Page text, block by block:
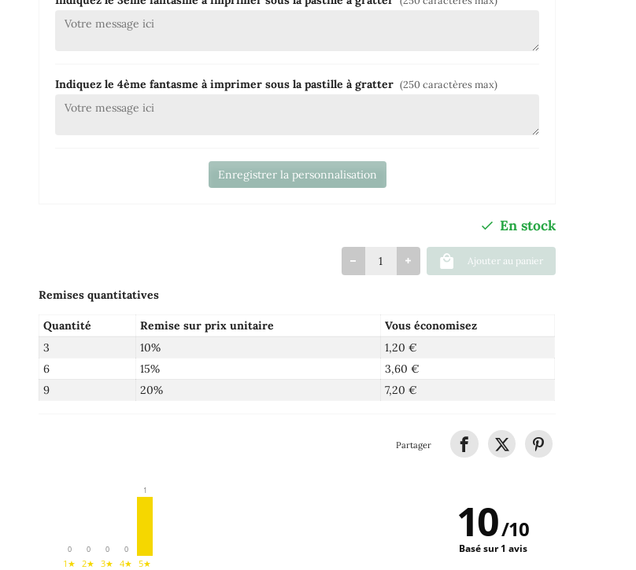
Indiquez le 4ème fantasme à imprimer sous la pastille à gratter (250 caractères max)
Enregistrer la personnalisation
En stock
Ajouter au panier
Remises quantitatives
Quantité Remise sur prix unitaire
Vous économisez
3
10%
1,20 €
6
15%
3,60 €
9
20% 7,20 €
Partager
0
1★
0
2★
0
3★
0
4★
1
5★
10/10
Basé sur 1 avis